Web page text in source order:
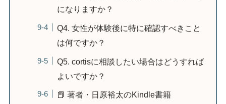
になりますか？
Q4. 女性が体験後に特に確認すべきこと
は何ですか？
Q5. cortisに相談したい場合はどうすれば
よいですか？
📕 著者・日原裕太のKindle書籍